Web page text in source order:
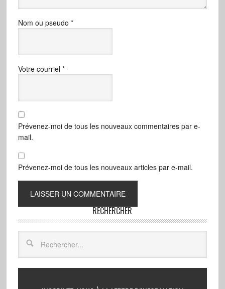
Nom ou pseudo *
Votre courriel *
Prévenez-moi de tous les nouveaux commentaires par e-
mail.
Prévenez-moi de tous les nouveaux articles par e-mail.
RECHERCHER